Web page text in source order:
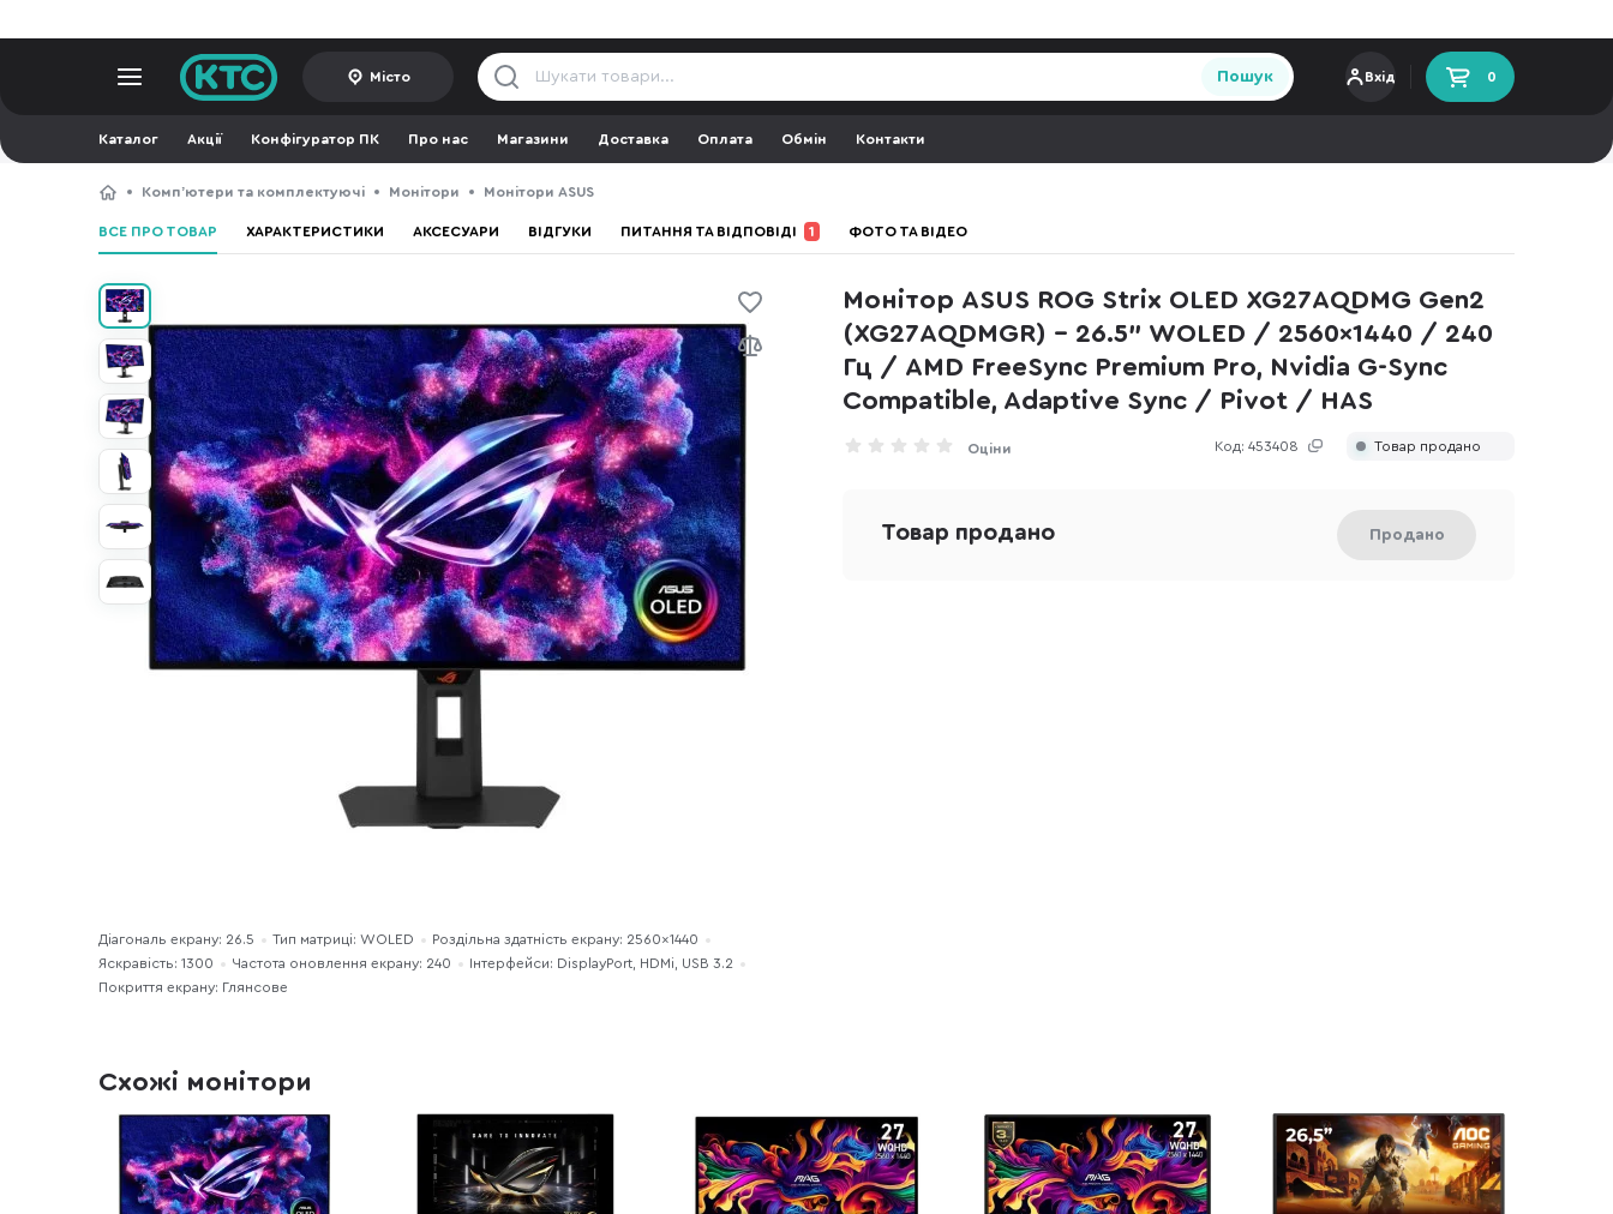
Місто Пошук Вхід 0
Каталог Акції Конфігуратор ПК Про нас Магазини Доставка Оплата Обмін Контакти
Компʼютери та комплектуючі Монітори Монітори ASUS
ВСЕ ПРО ТОВАР ХАРАКТЕРИСТИКИ АКСЕСУАРИ ВІДГУКИ ПИТАННЯ ТА ВІДПОВІДІ 1 ФОТО ТА ВІДЕО
Монітор ASUS ROG Strix OLED XG27AQDMG Gen2
(XG27AQDMGR) - 26.5" WOLED / 2560×1440 / 240
Гц / AMD FreeSync Premium Pro, Nvidia G-Sync
Compatible, Adaptive Sync / Pivot / HAS
Код: 453408
Оціни Товар продано
Діагональ екрану: 26.5 Тип матриці: WOLED
Роздільна здатність екрану: 2560×1440
Яскравість: 1300
Частота оновлення екрану: 240
Інтерфейси: DisplayPort, HDMi, USB 3.2
Покриття екрану: Глянсове
Товар продано Продано
Схожі монітори